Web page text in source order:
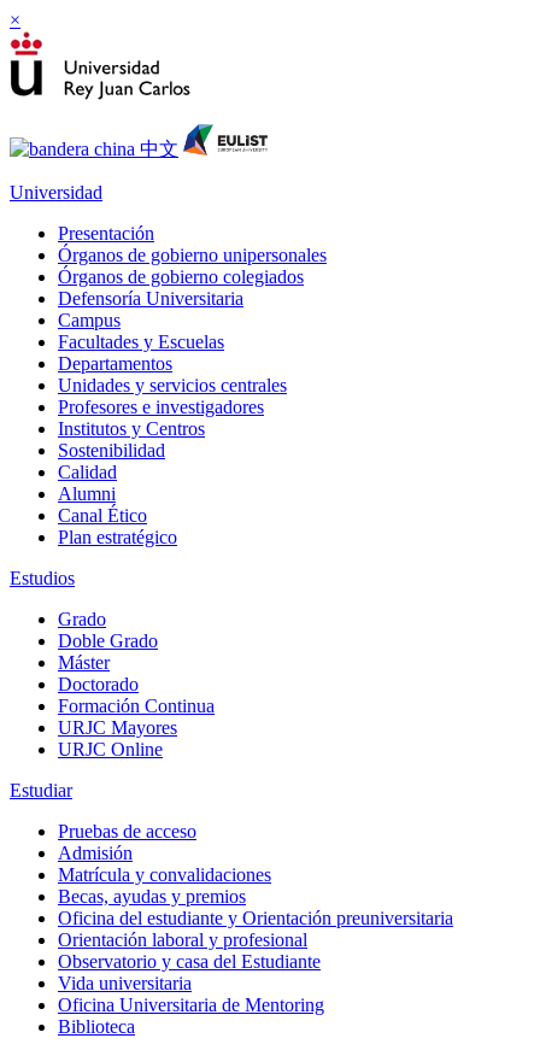
×
Universidad
Presentación
Órganos de gobierno unipersonales
Órganos de gobierno colegiados
Defensoría Universitaria
Campus
Facultades y Escuelas
Departamentos
Unidades y servicios centrales
Profesores e investigadores
Institutos y Centros
Sostenibilidad
Calidad
Alumni
Canal Ético
Plan estratégico
Estudios
Grado
Doble Grado
Máster
Doctorado
Formación Continua
URJC Mayores
URJC Online
Estudiar
Pruebas de acceso
Admisión
Matrícula y convalidaciones
Becas, ayudas y premios
Oficina del estudiante y Orientación preuniversitaria
Orientación laboral y profesional
Observatorio y casa del Estudiante
Vida universitaria
Oficina Universitaria de Mentoring
Biblioteca